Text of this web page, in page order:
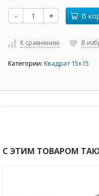
- + В
К сравнению В
Категории: Квадрат 15х15
С ЭТИМ ТОВАРОМ